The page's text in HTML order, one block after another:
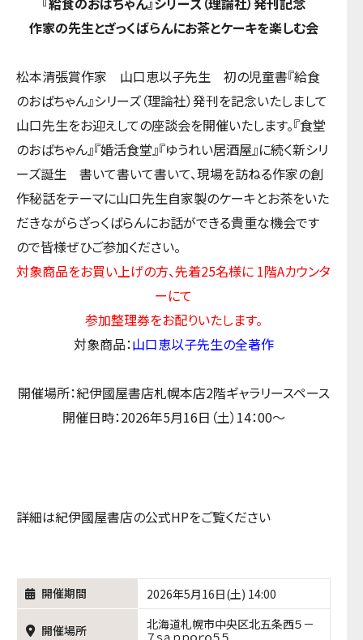
作家の先生とざっくばらんにお茶とケーキを楽しむ会
松本清張賞作家 山口恵以子先生 初の児童書『給食
のおばちゃん』シリーズ（理論社）発刊を記念いたしまして
山口先生をお迎えしての座談会を開催いたします。『食堂
のおばちゃん』『婚活食堂』『ゆうれい居酒屋』に続く新シリ
ーズ誕生 書いて書いて書いて、現場を訪ねる作家の創
作秘話をテーマに山口先生自家製のケーキとお茶をいた
だきながらざっくばらんにお話ができる貴重な機会です
ので皆様ぜひご参加ください。
対象商品をお買い上げの方、先着25名様に 1階Aカウンタ
ーにて
参加整理券をお配りいたします。
対象商品：山口恵以子先生の全著作
開催場所：紀伊國屋書店札幌本店2階ギャラリースペース
開催日時：2026年5月16日（土）14：00～
詳細は紀伊國屋書店の公式HPをご覧ください
開催期間 2026年5月16日(土) 14:00
開催場所
北海道札幌市中央区北五条西５－